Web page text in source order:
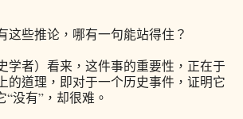
些推论，哪有一句能站得住？
者）看来，这件事的重要性，正在于
的道理，即对于一个历史事件，证明它
没有”，却很难。